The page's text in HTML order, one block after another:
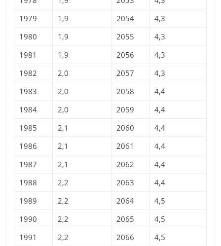
1979
1,9 2054
4,3
1980
1,9 2055
4,3
1981
1,9 2056
4,3
1982
2,0 2057
4,3
1983
2,0 2058
4,4
1984
2,0 2059
4,4
1985
2,1 2060
4,4
1986
2,1 2061
4,4
1987
2,1 2062
4,4
1988
2,2 2063
4,4
1989
2,2 2064
4,5
1990
2,2 2065
4,5
1991
2,2 2066
4,5